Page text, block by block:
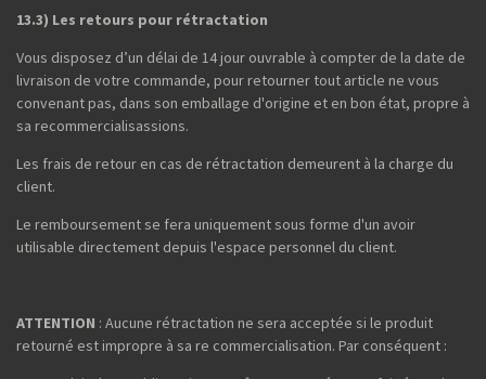
13.3) Les retours pour rétractation
Vous disposez d’un délai de 14 jour ouvrable à compter de la date de
livraison de votre commande, pour retourner tout article ne vous
convenant pas, dans son emballage d'origine et en bon état, propre à
sa recommercialisassions.
Les frais de retour en cas de rétractation demeurent à la charge du
client.
Le remboursement se fera uniquement sous forme d'un avoir
utilisable directement depuis l'espace personnel du client.
ATTENTION : Aucune rétractation ne sera acceptée si le produit
retourné est impropre à sa re commercialisation. Par conséquent :